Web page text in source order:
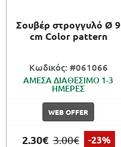
Σουβέρ στρογγυλό Ø 9
cm Color pattern
Κωδικός: #061066
ΑΜΕΣΑ ΔΙΑΘΕΣΙΜΟ 1-3
ΗΜΕΡΕΣ
WEB OFFER
2.30€ 3.00€ -23%